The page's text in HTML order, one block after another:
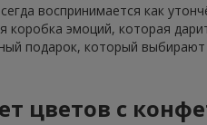
воспринимается как
эмоций, которая
подарок, который выбирают
цветов с